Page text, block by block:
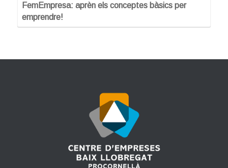
FemEmpresa: aprèn els conceptes bàsics per
emprendre!